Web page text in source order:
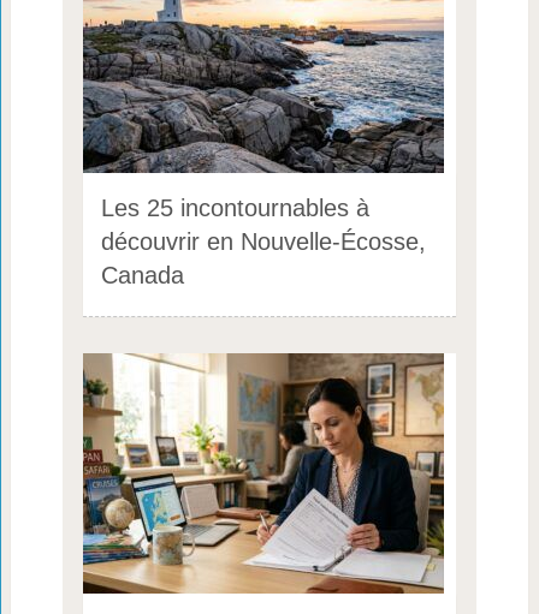
Les 25 incontournables à
découvrir en Nouvelle-Écosse,
Canada